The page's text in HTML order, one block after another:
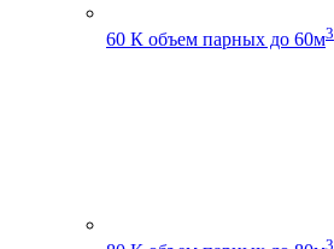
60 К объем парных до 60м3
3